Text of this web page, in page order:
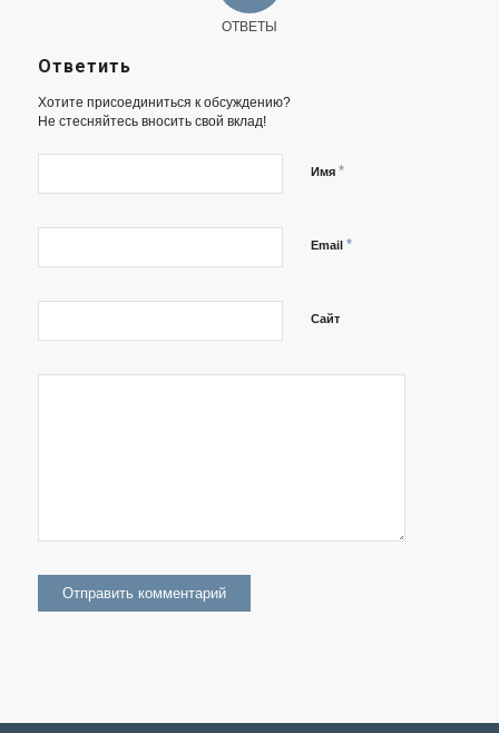
ОТВЕТЫ
Ответить
Хотите присоединиться к обсуждению?
Не стесняйтесь вносить свой вклад!
Имя *
Email *
Сайт